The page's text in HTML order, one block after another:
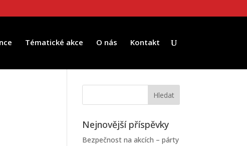
Tématické akce O nás Kontakt
Nejnovější příspěvky
Bezpečnost na akcích – párty